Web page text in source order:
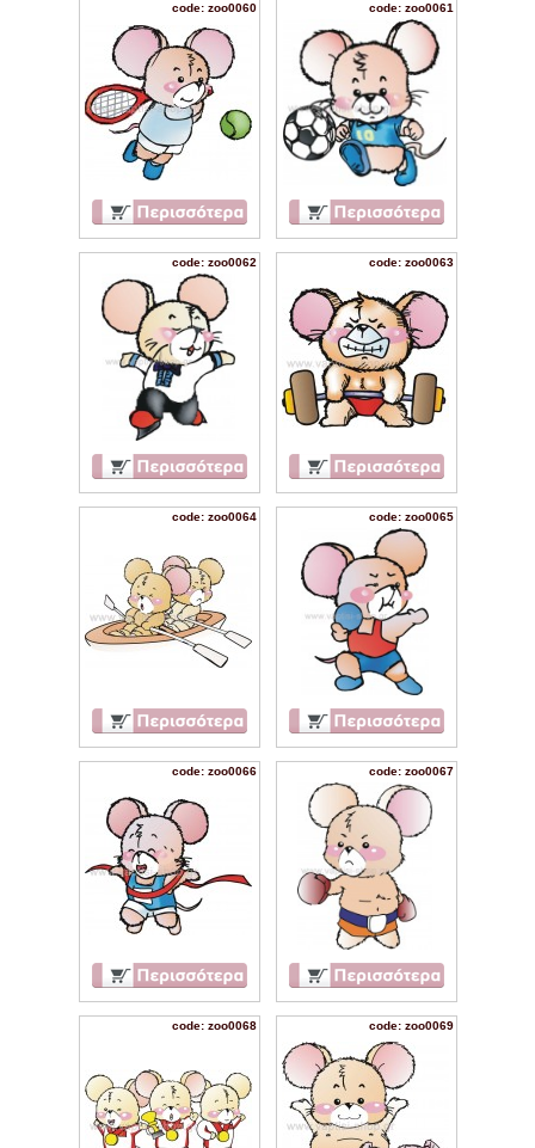
code: zoo0060 code: zoo0061
code: zoo0062 code: zoo0063
code: zoo0064 code: zoo0065
code: zoo0066 code: zoo0067
code: zoo0068 code: zoo0069